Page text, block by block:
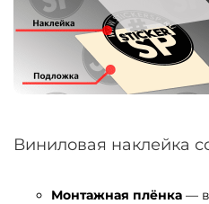
Виниловая наклейка
Монтажная плёнка —